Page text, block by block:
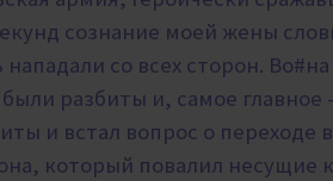
сознание моей жены
со всех сторон.
разбиты и, самое главное
и встал вопрос о переходе
который повалил несущие